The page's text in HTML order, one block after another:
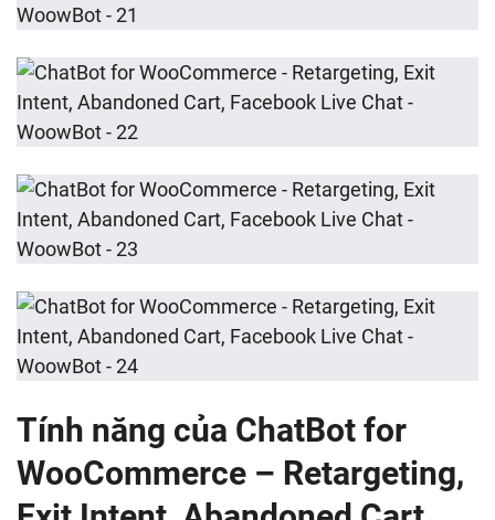
Tính năng của ChatBot for
WooCommerce – Retargeting,